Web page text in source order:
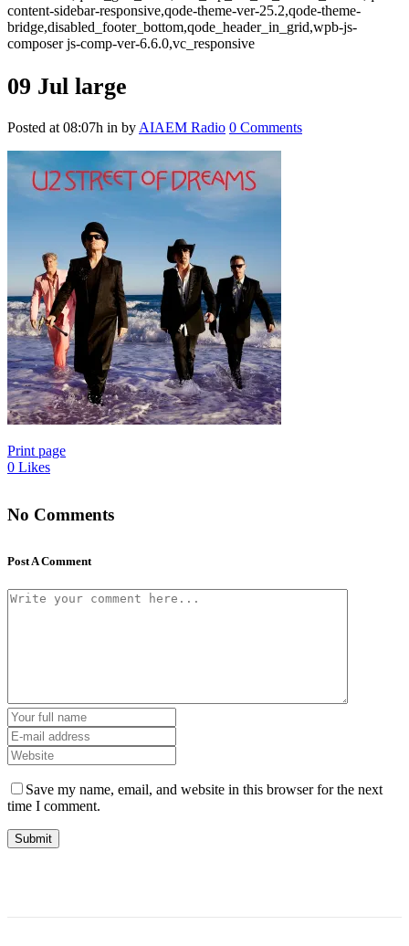
content-sidebar-responsive,qode-theme-ver-25.2,qode-theme-
bridge,disabled_footer_bottom,qode_header_in_grid,wpb-js-
composer js-comp-ver-6.6.0,vc_responsive
09 Jul large
Posted at 08:07h in by AIAEM Radio 0 Comments
Print page
0 Likes
No Comments
Post A Comment
Save my name, email, and website in this browser for the next
time I comment.